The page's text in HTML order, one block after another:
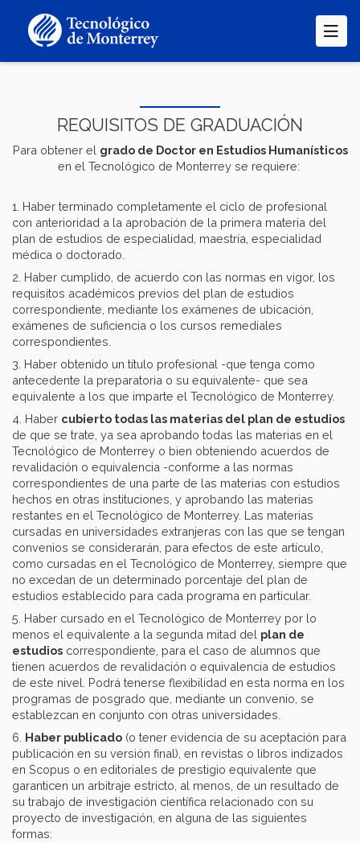
contenido
REQUISITOS DE GRADUACIÓN
Para obtener el grado de Doctor en Estudios Humanísticos
en el Tecnológico de Monterrey se requiere:
1. Haber terminado completamente el ciclo de profesional
con anterioridad a la aprobación de la primera materia del
plan de estudios de especialidad, maestría, especialidad
médica o doctorado.
2. Haber cumplido, de acuerdo con las normas en vigor, los
requisitos académicos previos del plan de estudios
correspondiente, mediante los exámenes de ubicación,
exámenes de suficiencia o los cursos remediales
correspondientes.
3. Haber obtenido un título profesional -que tenga como
antecedente la preparatoria o su equivalente- que sea
equivalente a los que imparte el Tecnológico de Monterrey.
4. Haber cubierto todas las materias del plan de estudios
de que se trate, ya sea aprobando todas las materias en el
Tecnológico de Monterrey o bien obteniendo acuerdos de
revalidación o equivalencia -conforme a las normas
correspondientes de una parte de las materias con estudios
hechos en otras instituciones, y aprobando las materias
restantes en el Tecnológico de Monterrey. Las materias
cursadas en universidades extranjeras con las que se tengan
convenios se considerarán, para efectos de este artículo,
como cursadas en el Tecnológico de Monterrey, siempre que
no excedan de un determinado porcentaje del plan de
estudios establecido para cada programa en particular.
5. Haber cursado en el Tecnológico de Monterrey por lo
menos el equivalente a la segunda mitad del plan de
estudios correspondiente, para el caso de alumnos que
tienen acuerdos de revalidación o equivalencia de estudios
de este nivel. Podrá tenerse flexibilidad en esta norma en los
programas de posgrado que, mediante un convenio, se
establezcan en conjunto con otras universidades.
6. Haber publicado (o tener evidencia de su aceptación para
publicación en su versión final), en revistas o libros indizados
en Scopus o en editoriales de prestigio equivalente que
garanticen un arbitraje estricto, al menos, de un resultado de
su trabajo de investigación científica relacionado con su
proyecto de investigación, en alguna de las siguientes
formas: